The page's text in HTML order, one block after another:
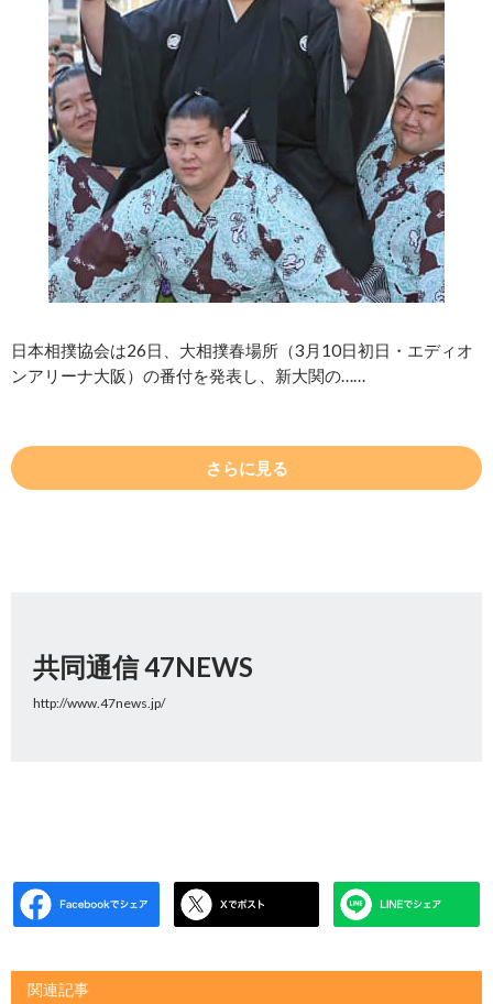
日本相撲協会は26日、大相撲春場所（3月10日初日・エディオ
ンアリーナ大阪）の番付を発表し、新大関の……
さらに見る
共同通信 47NEWS
http://www.47news.jp/
関連記事